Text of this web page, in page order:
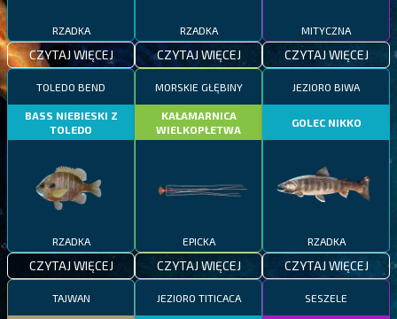
RZADKA
CZYTAJ WIĘCEJ
RZADKA
CZYTAJ WIĘCEJ
MITYCZNA
CZYTAJ WIĘCEJ
TOLEDO BEND
BASS NIEBIESKI Z
TOLEDO
RZADKA
CZYTAJ WIĘCEJ
MORSKIE GŁĘBINY
KAŁAMARNICA
WIELKOPŁETWA
EPICKA
CZYTAJ WIĘCEJ
JEZIORO BIWA
GOLEC NIKKO
RZADKA
CZYTAJ WIĘCEJ
TAJWAN JEZIORO TITICACA SESZELE